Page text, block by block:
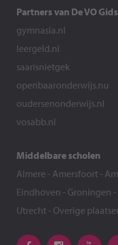
Partners van De VO Gids
gymnasia.nl
leergeld.nl
saarisnietgek
openbaaronderwijs.nu
oudersenonderwijs.nl
vosabb.nl
Middelbare scholen
Almere - Amersfoort-
Eindhoven - Groningen -
Utrecht- Overige